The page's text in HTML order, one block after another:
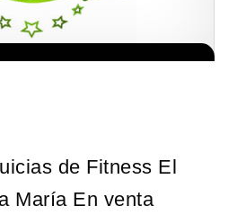
de Fitness El
María En venta